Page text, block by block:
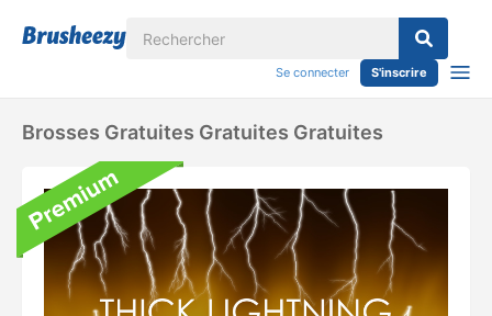
Se connecter S'inscrire
Brosses Gratuites Gratuites Gratuites